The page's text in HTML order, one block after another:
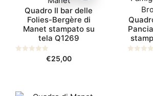
Quadro Il bar delle
Folies-Bergère di
Manet stampato su
tela Q1269
€25,00